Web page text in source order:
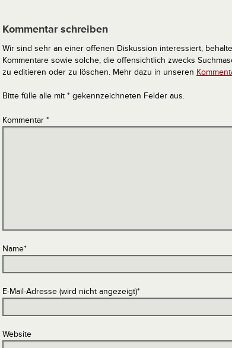
Kommentar schreiben
Wir sind sehr an einer offenen Diskussion interessiert,
Kommentare sowie solche, die offensichtlich zwecks
zu editieren oder zu löschen. Mehr dazu in unseren
Bitte fülle alle mit * gekennzeichneten Felder aus.
Kommentar *
Name*
E-Mail-Adresse (wird nicht angezeigt)*
Website